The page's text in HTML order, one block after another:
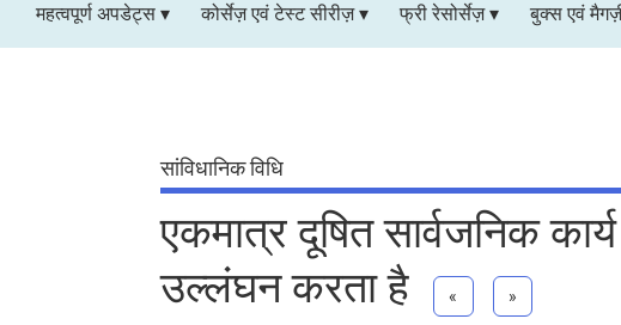
महत्वपूर्ण अपडेट्स कोर्सेज़ एवं टेस्ट सीरीज़ फ्री रेसोर्सेज़ बुक्स एवं
सांविधानिक विधि
एकमात्र दूषित सार्वजनिक
उल्लंघन करता है
« »